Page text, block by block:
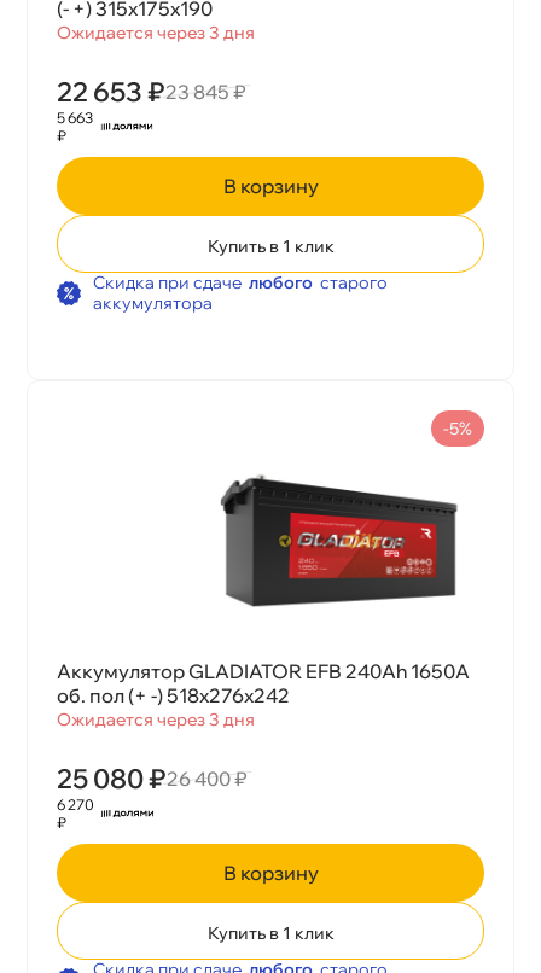
(- +) 315x175x190
Ожидается через 3 дня
22 653 ₽23 845 ₽
5 663
₽
корзину
Купить в 1 клик
Скидка при сдаче любого старого
аккумулятора
Аккумулятор GLADIATOR EFB 240Ah 1650А
об. пол (+ -) 518x276x242
Ожидается через 3 дня
25 080 ₽26 400 ₽
-5%
6 270
₽
корзину
Купить в 1 клик